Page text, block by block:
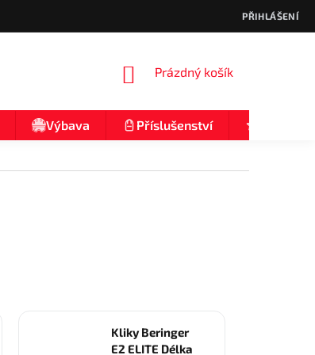
PŘIHLÁŠENÍ
NÁKUPNÍ
Prázdný košík
Výbava Příslušenství
Kliky Beringer
E2 ELITE Délka